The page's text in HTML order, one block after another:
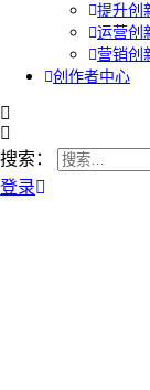
提升创
运营创
营销创
创作者中心
搜索：
登录